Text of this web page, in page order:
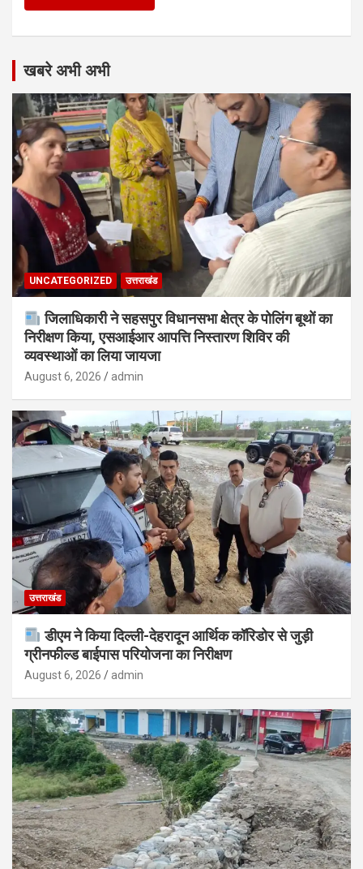
खबरे अभी अभी
UNCATEGORIZED उत्तराखंड
जिलाधिकारी ने सहसपुर विधानसभा क्षेत्र के पोलिंग बूथों का
निरीक्षण किया, एसआईआर आपत्ति निस्तारण शिविर की
व्यवस्थाओं का लिया जायजा
August 6, 2026 admin
उत्तराखंड
डीएम ने किया दिल्ली-देहरादून आर्थिक कॉरिडोर से जुड़ी
ग्रीनफील्ड बाईपास परियोजना का निरीक्षण
August 6, 2026 admin